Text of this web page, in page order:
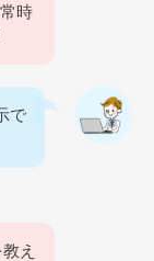
時
で
え